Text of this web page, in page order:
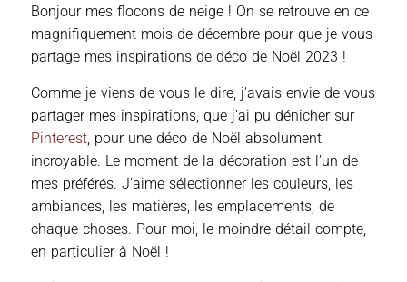
Bonjour mes flocons de neige ! On se retrouve en ce
magnifiquement mois de décembre pour que je vous
partage mes inspirations de déco de Noël 2023 !
Comme je viens de vous le dire, j’avais envie de vous
partager mes inspirations, que j’ai pu dénicher sur
Pinterest , pour une déco de Noël absolument
incroyable. Le moment de la décoration est l’un de
mes préférés. J’aime sélectionner les couleurs, les
ambiances, les matières, les emplacements, de
chaque choses. Pour moi, le moindre détail compte,
en particulier à Noël !